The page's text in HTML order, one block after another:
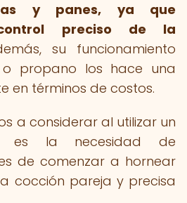
y panes, ya que
preciso de la
su funcionamiento
propano los hace una
en términos de costos.
a considerar al utilizar un
es la necesidad de
de comenzar a hornear
cocción pareja y precisa